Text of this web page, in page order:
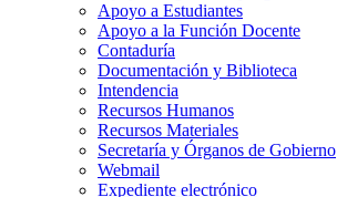
Apoyo a Estudiantes
Apoyo a la Función Docente
Contaduría
Documentación y Biblioteca
Intendencia
Recursos Humanos
Recursos Materiales
Secretaría y Órganos de Gobierno
Webmail
Expediente electrónico